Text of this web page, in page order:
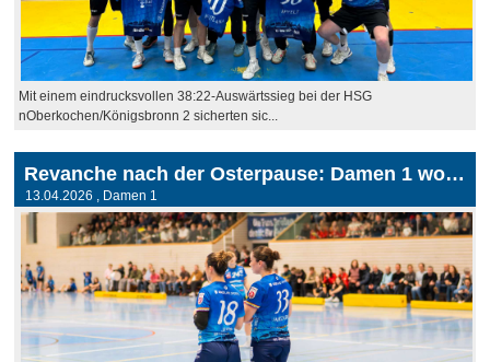
Mit einem eindrucksvollen 38:22-Auswärtssieg bei der HSG
nOberkochen/Königsbronn 2 sicherten sic...
Revanche nach der Osterpause: Damen 1 wollen in Korneuburg punkten
13.04.2026 , Damen 1